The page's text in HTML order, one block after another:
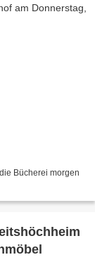
Bücherei morgen